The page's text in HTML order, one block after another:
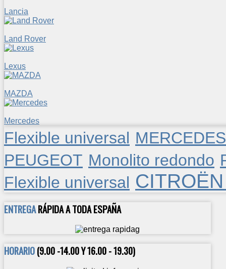
Lancia
Land Rover
Lexus
MAZDA
Mercedes
Flexible universal MERCEDES
PEUGEOT Monolito redondo
Flexible universal
ENTREGARÁPIDA A TODA ESPAÑA
HORARIO(9.00 -14.00 Y 16.00 - 19.30)